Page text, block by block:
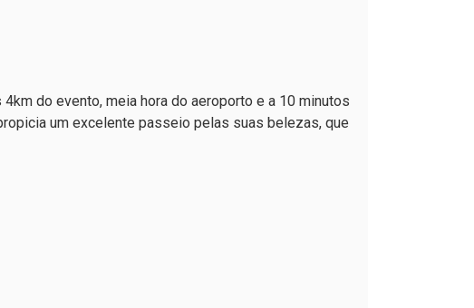
do evento, meia hora do aeroporto e a 10 minutos
um excelente passeio pelas suas belezas, que